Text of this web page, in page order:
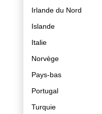
Irlande du Nord
Islande
Italie
Norvège
Pays-bas
Portugal
Turquie